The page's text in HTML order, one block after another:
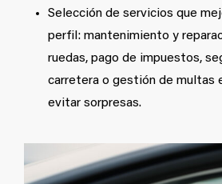
Selección de servicios que
perfil: mantenimiento y
ruedas, pago de impuestos,
carretera o gestión de multas
evitar sorpresas.